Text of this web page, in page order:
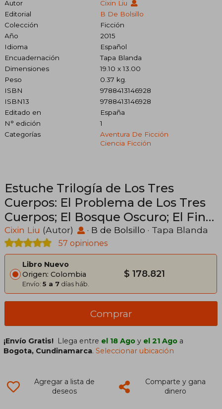
Autor
Cixin Liu
Editorial
B De Bolsillo
Colección
Ficción
Año
2015
Idioma
Español
Encuadernación
Tapa Blanda
Dimensiones
19.10 x 13.00
Peso
0.37 kg.
ISBN
9788413146928
ISBN13
9788413146928
Editado en
España
N° edición
1
Categorías
Aventura De Ficción
Ciencia Ficción
Estuche Trilogía de Los Tres
Cuerpos: El Problema de Los Tres
Cuerpos; El Bosque Oscuro; El Fin
de la Muerte / Three-Body Problem
Boxed Set: The Dark
Cixin Liu (Autor) · B de Bolsillo · Tapa Blanda
57 opiniones
Libro Nuevo
Origen: Colombia
Envío: 5 a 7 días háb.
$ 178.821
Comprar
¡Envío Gratis! Llega entre el 18 Ago y el 21 Ago a
Bogota, Cundinamarca.Seleccionar ubicación
Agregar a lista de
deseos
Comparte y gana
dinero